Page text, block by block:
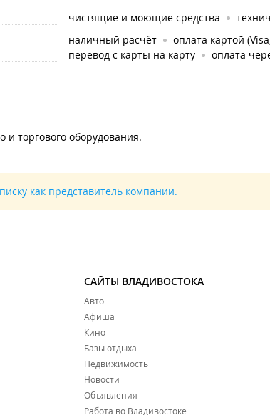
чистящие и моющие средства
наличный расчёт оплата картой
перевод с карты на карту
оплата
и торгового оборудования.
как представитель компании.
САЙТЫ ВЛАДИВОСТОКА
Авто
Афиша
Кино
Базы отдыха
Недвижимость
Новости
Объявления
Работа во Владивостоке